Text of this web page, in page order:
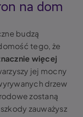
na dom
budzą
tego, że
więcej
jej mocny
drzew
zostaną
zauważysz